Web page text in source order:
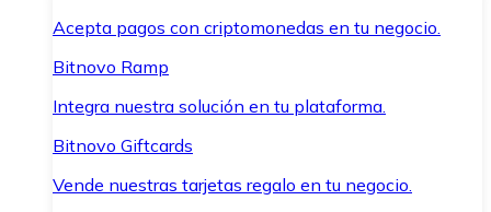
Acepta pagos con criptomonedas en tu negocio.
Bitnovo Ramp
Integra nuestra solución en tu plataforma.
Bitnovo Giftcards
Vende nuestras tarjetas regalo en tu negocio.